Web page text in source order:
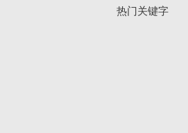
热门关键字